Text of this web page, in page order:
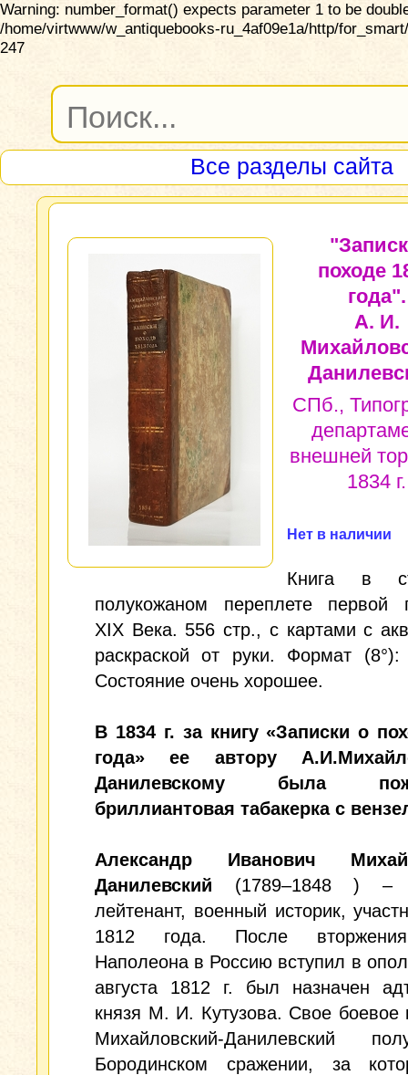
Warning: number_format() expects parameter 1 to be
/home/virtwww/w_antiquebooks-ru_4af09e1a/http/
247
Все разделы сайта
походе
года".
А. И.
СПб.,
внешней
1834 г.
Нет в наличии
Книга в
полукожаном переплете первой
XIX Века. 556 стр., с картами с
раскраской от руки. Формат (8°):
Состояние очень хорошее.
В 1834 г. за книгу «Записки о
года» ее автору
Данилевскому была
бриллиантовая табакерка с
Александр Иванович
Данилевский (1789–1848 ) –
лейтенант, военный историк,
1812 года. После
Наполеона в Россию вступил в
августа 1812 г. был назначен
князя М. И. Кутузова. Свое боевое
Михайловский-Данилевский
Бородинском сражении, за